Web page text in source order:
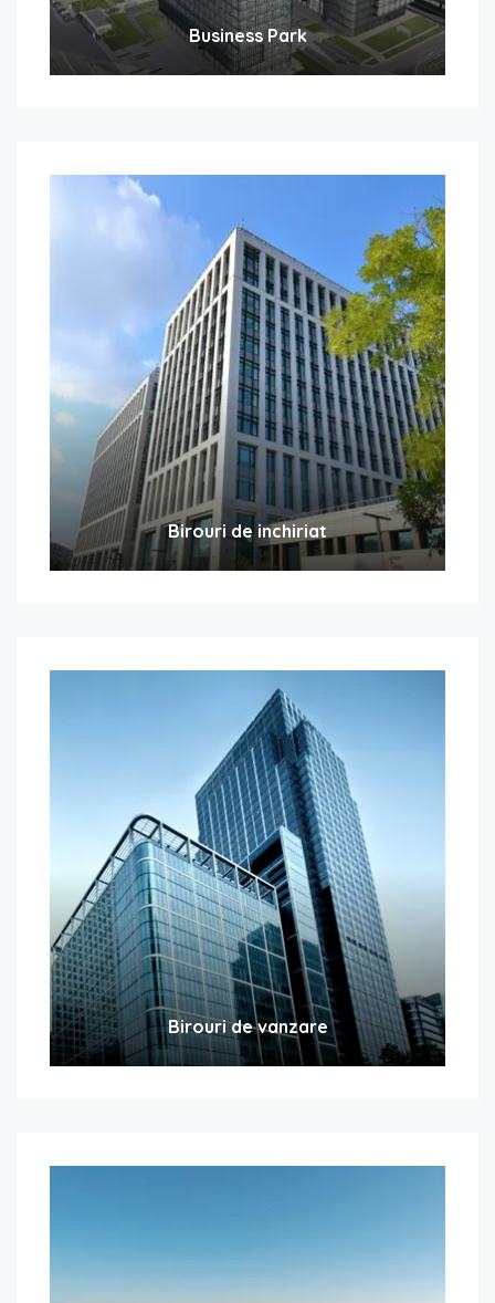
Business Park
Birouri de inchiriat
Birouri de vanzare